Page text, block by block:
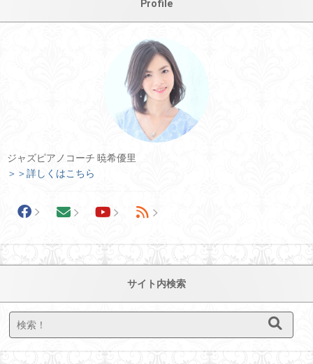
Profile
ジャズピアノコーチ 暁希優里
＞＞詳しくはこちら
サイト内検索